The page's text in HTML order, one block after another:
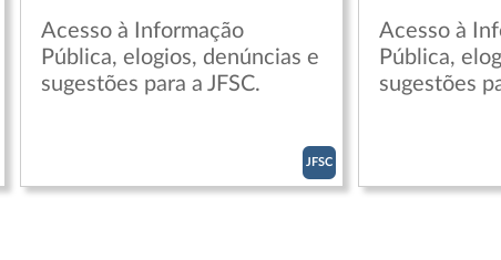
Acesso à Informação
Pública, elogios, denúncias e
sugestões para a JFSC.
JFSC
Acesso à
Pública,
sugestões